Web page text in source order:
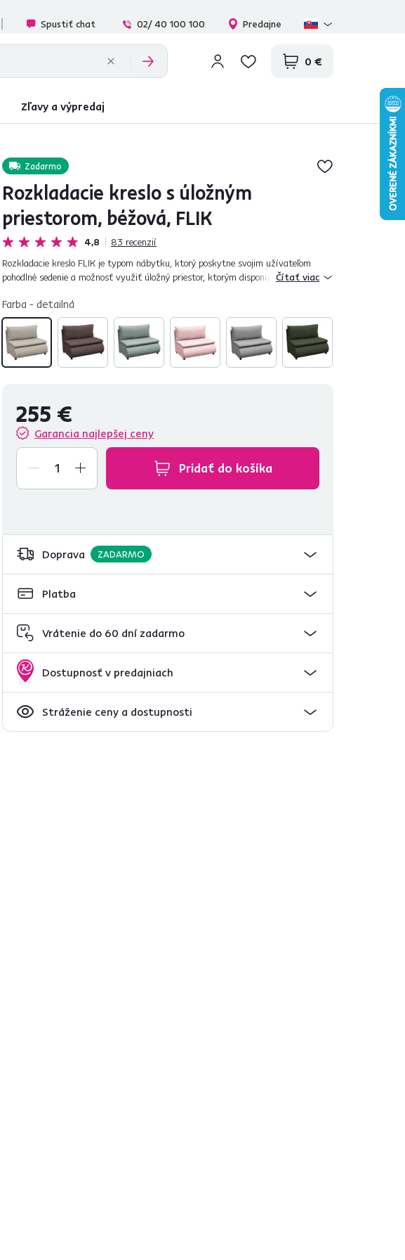
Spustiť chat 02/ 40 100 100 Predajne
0 €
Zľavy a výpredaj
Zadarmo
Rozkladacie kreslo s úložným
priestorom, béžová, FLIK
4,8 83 recenzií
Rozkladacie kreslo FLIK je typom nábytku, ktorý poskytne svojim užívateľom
pohodlné sedenie a možnosť využiť úložný priestor, ktorým disponuje na odkladanie
Čítať viac
Farba - detailná
255 €
Garancia najlepšej ceny
Pridať do košíka
Doprava ZADARMO
Platba
Vrátenie do 60 dní zadarmo
Dostupnosť v predajniach
Stráženie ceny a dostupnosti